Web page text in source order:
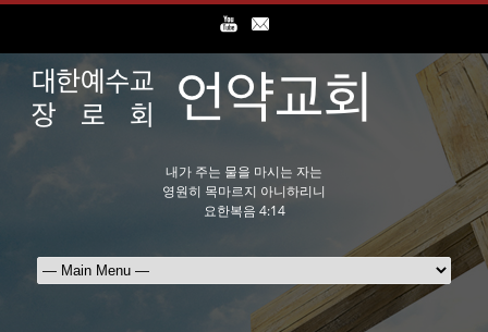
내가 주는 물을 마시는 자는
영원히 목마르지 아니하리니
요한복음 4:14